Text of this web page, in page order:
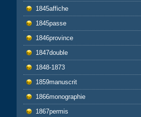
1845affiche
1845passe
1846province
1847double
1848-1873
1859manuscrit
1866monographie
1867permis